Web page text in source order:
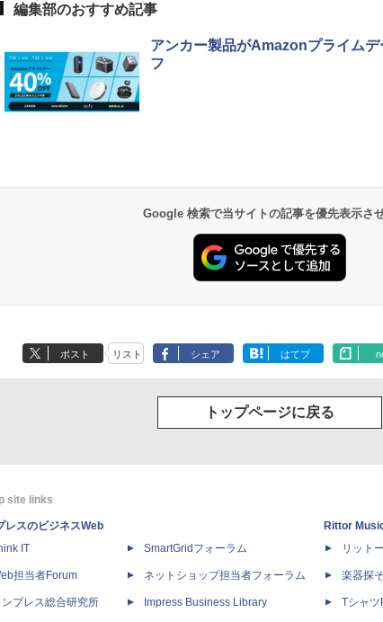
編集部のおすすめ記事
アンカー製品がAmazonプライム
フ
Google 検索で当サイトの記事を優先表示さ
ポスト リスト シェア はてブ
トップページに戻る
site links
レスのビジネスWeb
IT
担当者Forum
ンプレス総合研究所
SmartGridフォーラム
ネットショップ担当者フォーラム
Impress Business Library
Rittor
リット
楽器探
Tシャ